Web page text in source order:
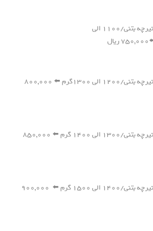
✳️ یونولیت تیرچه بتنی/۱۱۰۰ الی
✳️ یونولیت تیرچه بتنی/۱۲۰۰ الی ۱۳۰۰گرم ⬅️ ۸۰۰,۰۰۰
✳️ یونولیت تیرچه بتنی/۱۳۰۰ الی ۱۴۰۰ گرم ⬅️ ۸۵۰,۰۰۰
✳️ یونولیت تیرچه بتنی/۱۴۰۰ الی ۱۵۰۰ گرم ⬅️ ۹۰۰,۰۰۰